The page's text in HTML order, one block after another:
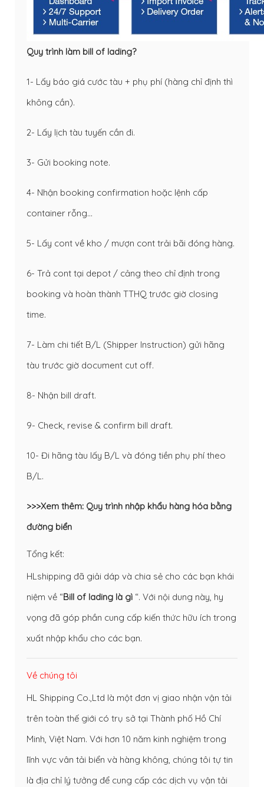
Quy trình làm bill of lading?
1- Lấy báo giá cước tàu + phụ phí (hàng chỉ định thì
không cần).
2- Lấy lịch tàu tuyến cần đi.
3- Gửi booking note.
4- Nhận booking confirmation hoặc lệnh cấp
container rỗng…
5- Lấy cont về kho / mượn cont trải bãi đóng hàng.
6- Trả cont tại depot / cảng theo chỉ định trong
booking và hoàn thành TTHQ trước giờ closing
time.
7- Làm chi tiết B/L (Shipper Instruction) gửi hãng
tàu trước giờ document cut off.
8- Nhận bill draft.
9- Check, revise & confirm bill draft.
10- Đi hãng tàu lấy B/L và đóng tiền phụ phí theo
B/L.
>>>Xem thêm: Quy trình nhập khẩu hàng hóa bằng
đường biển
Tổng kết:
HLshipping đã giải dáp và chia sẻ cho các bạn khái
niệm về “Bill of lading là gì “. Với nội dung này, hy
vọng đã góp phần cung cấp kiến thức hữu ích trong
xuất nhập khẩu cho các bạn.
Về chúng tôi
HL Shipping Co.,Ltd là một đơn vị giao nhận vận tải
trên toàn thế giới có trụ sở tại Thành phố Hồ Chí
Minh, Việt Nam. Với hơn 10 năm kinh nghiệm trong
lĩnh vực vân tải biển và hàng không, chúng tôi tự tin
là địa chỉ lý tưởng để cung cấp các dịch vụ vận tải